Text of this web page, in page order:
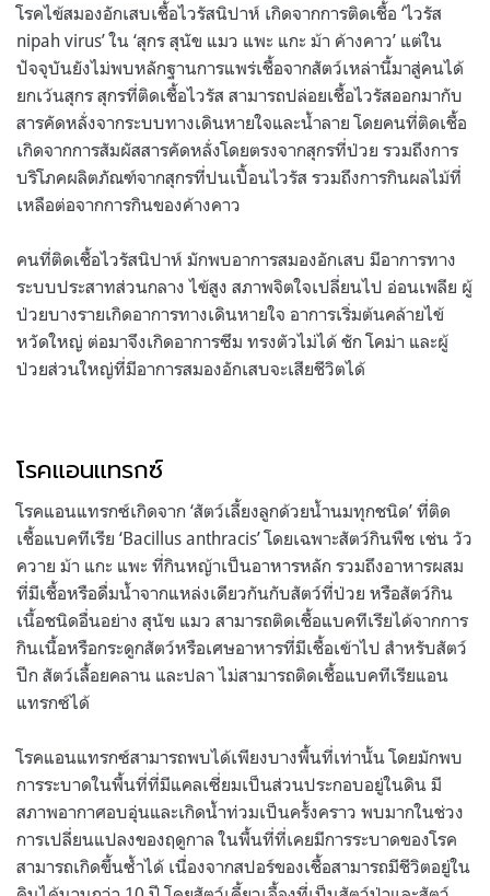
โรคไข้สมองอักเสบเชื้อไวรัสนิปาห์ เกิดจากการติดเชื้อ ‘ไวรัส
nipah virus’ ใน ‘สุกร สุนัข แมว แพะ แกะ ม้า ค้างคาว’ แต่ใน
ปัจจุบันยังไม่พบหลักฐานการแพร่เชื้อจากสัตว์เหล่านี้มาสู่คนได้
ยกเว้นสุกร สุกรที่ติดเชื้อไวรัส สามารถปล่อยเชื้อไวรัสออกมากับ
สารคัดหลั่งจากระบบทางเดินหายใจและน้ำลาย โดยคนที่ติดเชื้อ
เกิดจากการสัมผัสสารคัดหลั่งโดยตรงจากสุกรที่ป่วย รวมถึงการ
บริโภคผลิตภัณฑ์จากสุกรที่ปนเปื้อนไวรัส รวมถึงการกินผลไม้ที่
เหลือต่อจากการกินของค้างคาว
คนที่ติดเชื้อไวรัสนิปาห์ มักพบอาการสมองอักเสบ มีอาการทาง
ระบบประสาทส่วนกลาง ไข้สูง สภาพจิตใจเปลี่ยนไป อ่อนเพลีย ผู้
ป่วยบางรายเกิดอาการทางเดินหายใจ อาการเริ่มต้นคล้ายไข้
หวัดใหญ่ ต่อมาจึงเกิดอาการซึม ทรงตัวไม่ได้ ชัก โคม่า และผู้
ป่วยส่วนใหญ่ที่มีอาการสมองอักเสบจะเสียชีวิตได้
โรคแอนแทรกซ์
โรคแอนแทรกซ์เกิดจาก ‘สัตว์เลี้ยงลูกด้วยน้ำนมทุกชนิด’ ที่ติด
เชื้อแบคทีเรีย ‘Bacillus anthracis’ โดยเฉพาะสัตว์กินพืช เช่น วัว
ควาย ม้า แกะ แพะ ที่กินหญ้าเป็นอาหารหลัก รวมถึงอาหารผสม
ที่มีเชื้อหรือดื่มน้ำจากแหล่งเดียวกันกับสัตว์ที่ป่วย หรือสัตว์กิน
เนื้อชนิดอื่นอย่าง สุนัข แมว สามารถติดเชื้อแบคทีเรียได้จากการ
กินเนื้อหรือกระดูกสัตว์หรือเศษอาหารที่มีเชื้อเข้าไป สำหรับสัตว์
ปีก สัตว์เลื้อยคลาน และปลา ไม่สามารถติดเชื้อแบคทีเรียแอน
แทรกซ์ได้
โรคแอนแทรกซ์สามารถพบได้เพียงบางพื้นที่เท่านั้น โดยมักพบ
การระบาดในพื้นที่ที่มีแคลเซี่ยมเป็นส่วนประกอบอยู่ในดิน มี
สภาพอากาศอบอุ่นและเกิดน้ำท่วมเป็นครั้งคราว พบมากในช่วง
การเปลี่ยนแปลงของฤดูกาล ในพื้นที่ที่เคยมีการระบาดของโรค
สามารถเกิดขึ้นซ้ำได้ เนื่องจากสปอร์ของเชื้อสามารถมีชีวิตอยู่ใน